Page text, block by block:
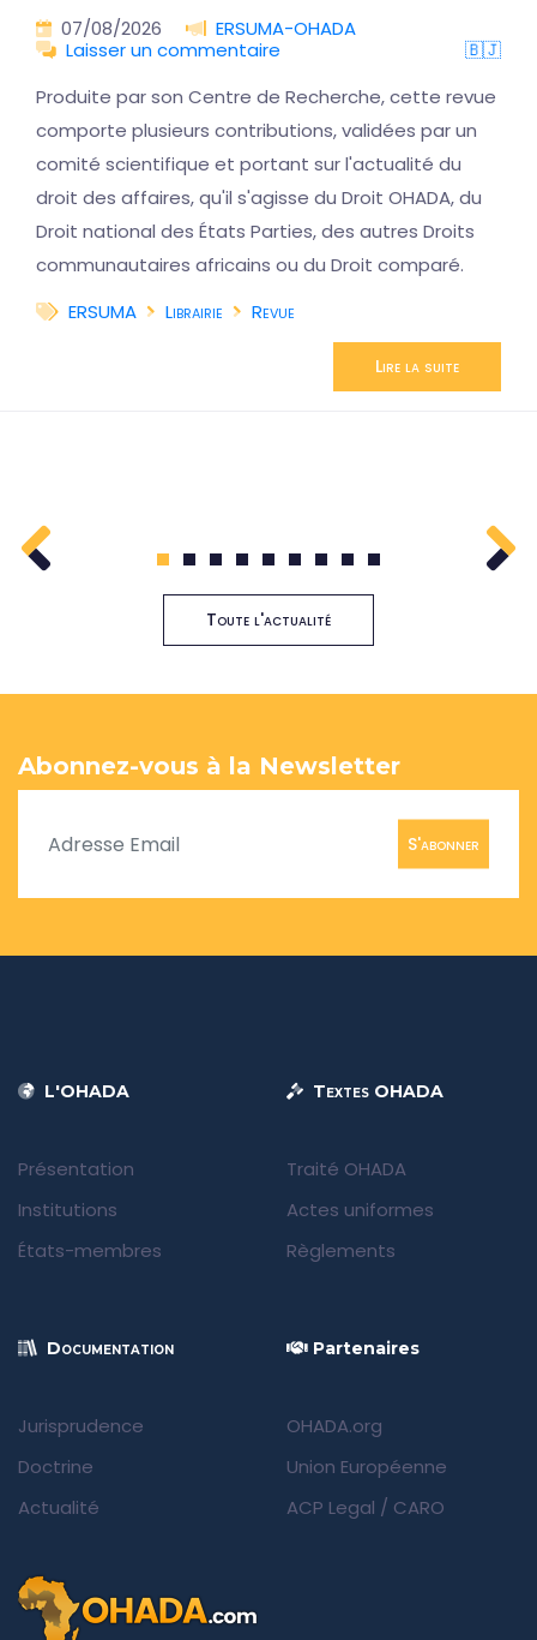
07/08/2026
ERSUMA-OHADA
Laisser un commentaire
🇧🇯
Produite par son Centre de Recherche, cette revue
comporte plusieurs contributions, validées par un
comité scientifique et portant sur l'actualité du
droit des affaires, qu'il s'agisse du Droit OHADA, du
Droit national des États Parties, des autres Droits
communautaires africains ou du Droit comparé.
ERSUMA
Librairie Revue
Lire la suite
1 2 3 4 5 6 7 8 9
Toute l'actualité
Abonnez-vous à la Newsletter
S'abonner
L'OHADA
Présentation
Institutions
États-membres
Textes OHADA
Traité OHADA
Actes uniformes
Règlements
Documentation
Jurisprudence
Doctrine
Actualité
Partenaires
OHADA.org
Union Européenne
ACP Legal / CARO